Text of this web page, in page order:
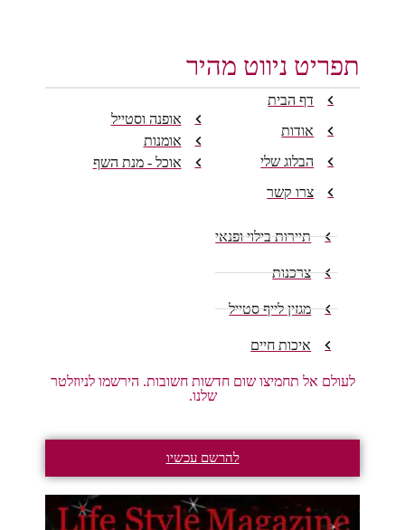
תפריט ניווט מהיר
דף הבית
אודות
הבלוג שלי
צרו קשר
אופנה וסטייל
אומנות
אוכל - מנת השף
תיירות בילוי ופנאי
צרכנות
מגזין לייף סטייל
איכות חיים
לעולם אל תחמיצו שום חדשות חשובות. הירשמו לניוזלטר
שלנו.
להרשם עכשיו